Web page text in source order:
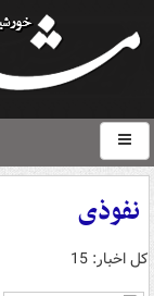
نفوذی
کل اخبار: 15